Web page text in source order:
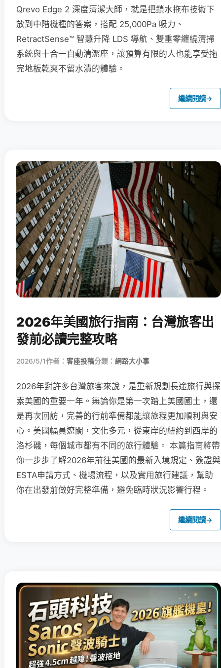
Qrevo Edge 2 深度清潔大師，就是把鎖水拖布技術下
放到中階機種的答案，搭配 25,000Pa 吸力、
RetractSense™ 智慧升降 LDS 導航、雙重零纏繞清掃
系統與十合一自動清潔座，讓預算有限的人也能享受拖
完地板乾爽不留水漬的體驗。
繼續閱讀→
2026年美國旅行指南：台灣旅客出
發前必讀完整攻略
2026/5/1作者： 客座投稿分類： 網路大小事
2026年對許多台灣旅客來說，是重新規劃長途旅行與探
索美國的重要一年。無論你是第一次踏上美國國土，還
是再次回訪，完善的行前準備都能讓旅程更加順利與安
心。美國幅員遼闊，文化多元，從東岸的紐約到西岸的
洛杉磯，每個城市都有不同的旅行體驗。 本篇指南將帶
你一步步了解2026年前往美國的最新入境規定、簽證與
ESTA申請方式、機場流程，以及實用旅行建議，幫助
你在出發前做好完整準備，避免臨時狀況影響行程。
繼續閱讀→